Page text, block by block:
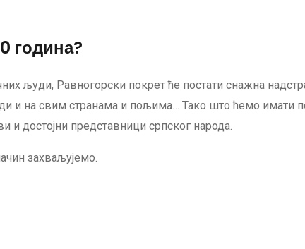
година?
људи, Равногорски покрет ће постати снажна
и на свим странама и пољима… Тако што ћемо имати
и достојни представници српског народа.
захваљујемо.